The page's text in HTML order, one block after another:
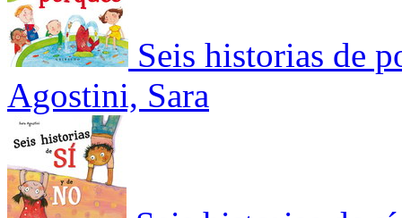
Seis historias de
Agostini, Sara